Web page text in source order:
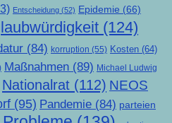
Entscheidung (52) Epidemie (66)
(124)
(84) korruption (55) Kosten (64)
Maßnahmen (89) Michael Ludwig
Nationalrat (112) NEOS
(95) Pandemie (84) parteien